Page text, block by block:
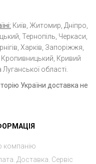
Київ, Житомир, Дніпро,
Тернопіль, Черкаси,
Харків, Запоріжжя,
Кропивницький, Кривий
області.
України доставка не
компанію
Доставка. Сервіс